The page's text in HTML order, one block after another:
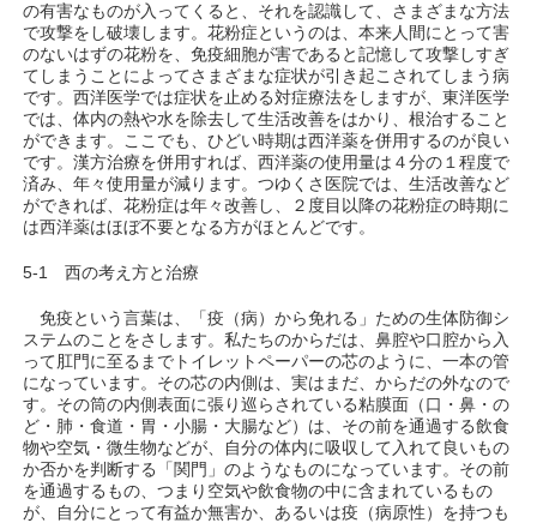
の有害なものが入ってくると、それを認識して、さまざまな方法
で攻撃をし破壊します。花粉症というのは、本来人間にとって害
のないはずの花粉を、免疫細胞が害であると記憶して攻撃しすぎ
てしまうことによってさまざまな症状が引き起こされてしまう病
です。西洋医学では症状を止める対症療法をしますが、東洋医学
では、体内の熱や水を除去して生活改善をはかり、根治すること
ができます。ここでも、ひどい時期は西洋薬を併用するのが良い
です。漢方治療を併用すれば、西洋薬の使用量は４分の１程度で
済み、年々使用量が減ります。つゆくさ医院では、生活改善など
ができれば、花粉症は年々改善し、２度目以降の花粉症の時期に
は西洋薬はほぼ不要となる方がほとんどです。
5-1 西の考え方と治療
免疫という言葉は、「疫（病）から免れる」ための生体防御シ
ステムのことをさします。私たちのからだは、鼻腔や口腔から入
って肛門に至るまでトイレットペーパーの芯のように、一本の管
になっています。その芯の内側は、実はまだ、からだの外なので
す。その筒の内側表面に張り巡らされている粘膜面（口・鼻・の
ど・肺・食道・胃・小腸・大腸など）は、その前を通過する飲食
物や空気・微生物などが、自分の体内に吸収して入れて良いもの
か否かを判断する「関門」のようなものになっています。その前
を通過するもの、つまり空気や飲食物の中に含まれているもの
が、自分にとって有益か無害か、あるいは疫（病原性）を持つも